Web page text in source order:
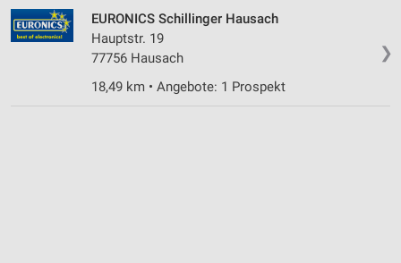
❯
EURONICS Schillinger Hausach
Hauptstr. 19
77756 Hausach
18,49 km • Angebote: 1 Prospekt
IAB-Besonderheiten:
Verwendung genauer Standortdaten
Geräte anhand von aktiv angeforderten